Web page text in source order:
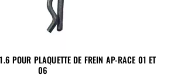
POUR PLAQUETTE DE FREIN AP-RACE 01 ET
06